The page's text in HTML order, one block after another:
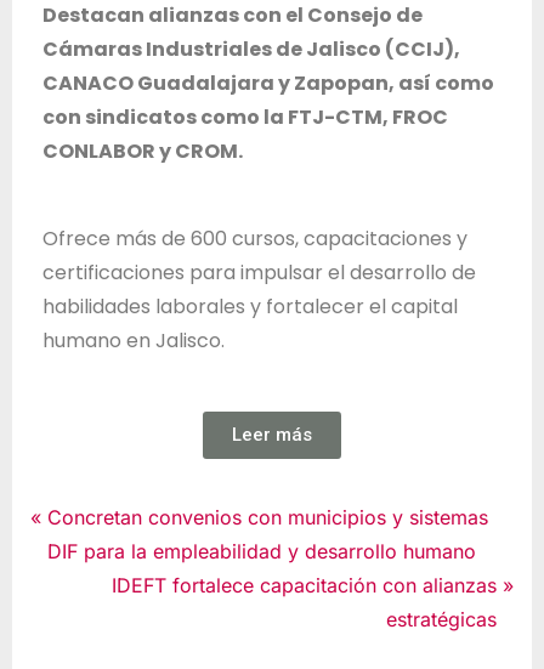
Destacan alianzas con el Consejo de
Cámaras Industriales de Jalisco (CCIJ),
CANACO Guadalajara y Zapopan, así como
con sindicatos como la FTJ-CTM, FROC
CONLABOR y CROM.
Ofrece más de 600 cursos, capacitaciones y
certificaciones para impulsar el desarrollo de
habilidades laborales y fortalecer el capital
humano en Jalisco.
Leer más
Noticias
Concretan convenios con municipios y sistemas
DIF para la empleabilidad y desarrollo humano
IDEFT fortalece capacitación con alianzas
estratégicas